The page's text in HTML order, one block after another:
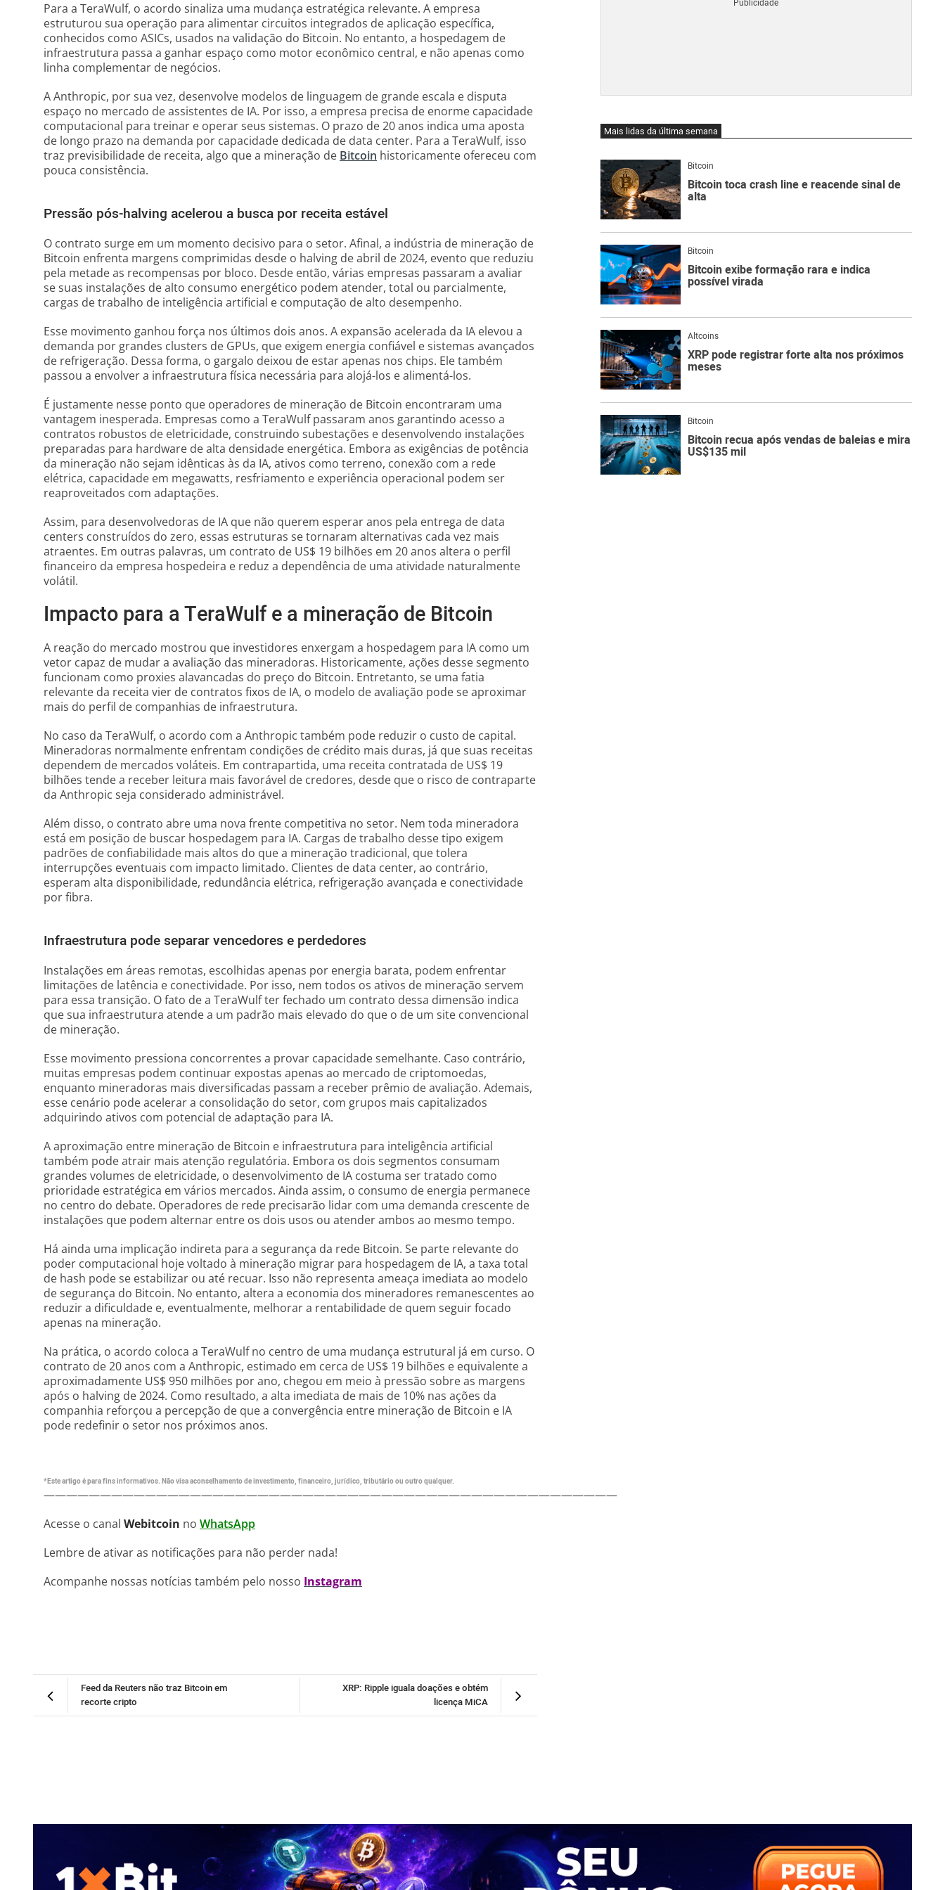
Para a TeraWulf, o acordo sinaliza uma mudança estratégica relevante. A empresa
estruturou sua operação para alimentar circuitos integrados de aplicação específica,
conhecidos como ASICs, usados na validação do Bitcoin. No entanto, a hospedagem de
infraestrutura passa a ganhar espaço como motor econômico central, e não apenas como
linha complementar de negócios.
A Anthropic, por sua vez, desenvolve modelos de linguagem de grande escala e disputa
espaço no mercado de assistentes de IA. Por isso, a empresa precisa de enorme capacidade
computacional para treinar e operar seus sistemas. O prazo de 20 anos indica uma aposta
de longo prazo na demanda por capacidade dedicada de data center. Para a TeraWulf, isso
traz previsibilidade de receita, algo que a mineração de Bitcoin historicamente ofereceu com
pouca consistência.
Pressão pós-halving acelerou a busca por receita estável
O contrato surge em um momento decisivo para o setor. Afinal, a indústria de mineração de
Bitcoin enfrenta margens comprimidas desde o halving de abril de 2024, evento que reduziu
pela metade as recompensas por bloco. Desde então, várias empresas passaram a avaliar
se suas instalações de alto consumo energético podem atender, total ou parcialmente,
cargas de trabalho de inteligência artificial e computação de alto desempenho.
Esse movimento ganhou força nos últimos dois anos. A expansão acelerada da IA elevou a
demanda por grandes clusters de GPUs, que exigem energia confiável e sistemas avançados
de refrigeração. Dessa forma, o gargalo deixou de estar apenas nos chips. Ele também
passou a envolver a infraestrutura física necessária para alojá-los e alimentá-los.
É justamente nesse ponto que operadores de mineração de Bitcoin encontraram uma
vantagem inesperada. Empresas como a TeraWulf passaram anos garantindo acesso a
contratos robustos de eletricidade, construindo subestações e desenvolvendo instalações
preparadas para hardware de alta densidade energética. Embora as exigências de potência
da mineração não sejam idênticas às da IA, ativos como terreno, conexão com a rede
elétrica, capacidade em megawatts, resfriamento e experiência operacional podem ser
reaproveitados com adaptações.
Assim, para desenvolvedoras de IA que não querem esperar anos pela entrega de data
centers construídos do zero, essas estruturas se tornaram alternativas cada vez mais
atraentes. Em outras palavras, um contrato de US$ 19 bilhões em 20 anos altera o perfil
financeiro da empresa hospedeira e reduz a dependência de uma atividade naturalmente
volátil.
Impacto para a TeraWulf e a mineração de Bitcoin
A reação do mercado mostrou que investidores enxergam a hospedagem para IA como um
vetor capaz de mudar a avaliação das mineradoras. Historicamente, ações desse segmento
funcionam como proxies alavancadas do preço do Bitcoin. Entretanto, se uma fatia
relevante da receita vier de contratos fixos de IA, o modelo de avaliação pode se aproximar
mais do perfil de companhias de infraestrutura.
No caso da TeraWulf, o acordo com a Anthropic também pode reduzir o custo de capital.
Mineradoras normalmente enfrentam condições de crédito mais duras, já que suas receitas
dependem de mercados voláteis. Em contrapartida, uma receita contratada de US$ 19
bilhões tende a receber leitura mais favorável de credores, desde que o risco de contraparte
da Anthropic seja considerado administrável.
Além disso, o contrato abre uma nova frente competitiva no setor. Nem toda mineradora
está em posição de buscar hospedagem para IA. Cargas de trabalho desse tipo exigem
padrões de confiabilidade mais altos do que a mineração tradicional, que tolera
interrupções eventuais com impacto limitado. Clientes de data center, ao contrário,
esperam alta disponibilidade, redundância elétrica, refrigeração avançada e conectividade
por fibra.
Infraestrutura pode separar vencedores e perdedores
Instalações em áreas remotas, escolhidas apenas por energia barata, podem enfrentar
limitações de latência e conectividade. Por isso, nem todos os ativos de mineração servem
para essa transição. O fato de a TeraWulf ter fechado um contrato dessa dimensão indica
que sua infraestrutura atende a um padrão mais elevado do que o de um site convencional
de mineração.
Esse movimento pressiona concorrentes a provar capacidade semelhante. Caso contrário,
muitas empresas podem continuar expostas apenas ao mercado de criptomoedas,
enquanto mineradoras mais diversificadas passam a receber prêmio de avaliação. Ademais,
esse cenário pode acelerar a consolidação do setor, com grupos mais capitalizados
adquirindo ativos com potencial de adaptação para IA.
A aproximação entre mineração de Bitcoin e infraestrutura para inteligência artificial
também pode atrair mais atenção regulatória. Embora os dois segmentos consumam
grandes volumes de eletricidade, o desenvolvimento de IA costuma ser tratado como
prioridade estratégica em vários mercados. Ainda assim, o consumo de energia permanece
no centro do debate. Operadores de rede precisarão lidar com uma demanda crescente de
instalações que podem alternar entre os dois usos ou atender ambos ao mesmo tempo.
Há ainda uma implicação indireta para a segurança da rede Bitcoin. Se parte relevante do
poder computacional hoje voltado à mineração migrar para hospedagem de IA, a taxa total
de hash pode se estabilizar ou até recuar. Isso não representa ameaça imediata ao modelo
de segurança do Bitcoin. No entanto, altera a economia dos mineradores remanescentes ao
reduzir a dificuldade e, eventualmente, melhorar a rentabilidade de quem seguir focado
apenas na mineração.
Na prática, o acordo coloca a TeraWulf no centro de uma mudança estrutural já em curso. O
contrato de 20 anos com a Anthropic, estimado em cerca de US$ 19 bilhões e equivalente a
aproximadamente US$ 950 milhões por ano, chegou em meio à pressão sobre as margens
após o halving de 2024. Como resultado, a alta imediata de mais de 10% nas ações da
companhia reforçou a percepção de que a convergência entre mineração de Bitcoin e IA
pode redefinir o setor nos próximos anos.
*Este artigo é para fins informativos. Não visa aconselhamento de investimento, financeiro, jurídico, tributário ou outro qualquer.
———————————————————————————————————————————————————
Acesse o canal Webitcoin no WhatsApp
Lembre de ativar as notificações para não perder nada!
Acompanhe nossas notícias também pelo nosso Instagram
XRP: Ripple iguala doações e obtém
licença MiCA
Feed da Reuters não traz Bitcoin em
recorte cripto
Mais lidas da última semana
Bitcoin
Bitcoin toca crash line e reacende sinal de
alta
Bitcoin
Bitcoin exibe formação rara e indica
possível virada
Altcoins
XRP pode registrar forte alta nos próximos
meses
Bitcoin
Bitcoin recua após vendas de baleias e mira
US$135 mil